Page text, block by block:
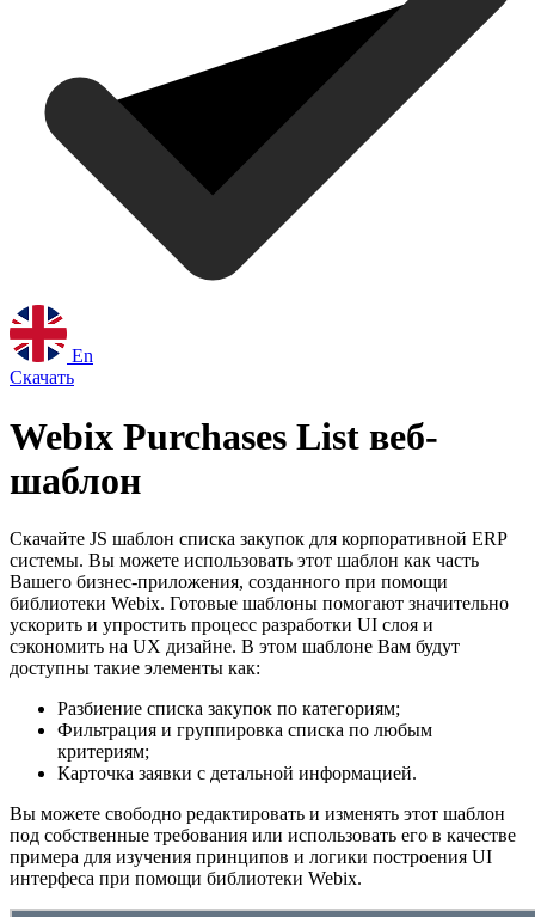
En
Скачать
Webix Purchases List веб-
шаблон
Скачайте JS шаблон списка закупок для корпоративной ERP
системы. Вы можете использовать этот шаблон как часть
Вашего бизнес-приложения, созданного при помощи
библиотеки Webix. Готовые шаблоны помогают значительно
ускорить и упростить процесс разработки UI слоя и
сэкономить на UX дизайне. В этом шаблоне Вам будут
доступны такие элементы как:
Разбиение списка закупок по категориям;
Фильтрация и группировка списка по любым
критериям;
Карточка заявки с детальной информацией.
Вы можете свободно редактировать и изменять этот шаблон
под собственные требования или использовать его в качестве
примера для изучения принципов и логики построения UI
интерфеса при помощи библиотеки Webix.